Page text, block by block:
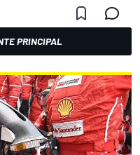
PRINCIPAL